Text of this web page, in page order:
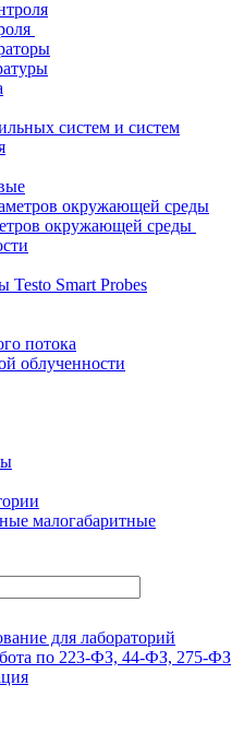
систем и систем
окружающей среды
Testo Smart Probes
потока
облученности
малогабаритные
для лабораторий
по 223-ФЗ, 44-ФЗ, 275-ФЗ